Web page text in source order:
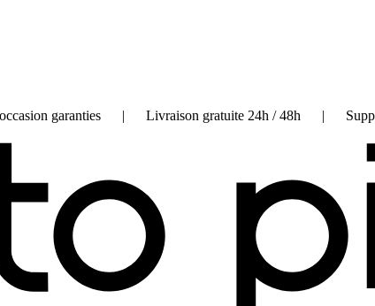
d'occasion garanties | Livraison gratuite 24h / 48h |